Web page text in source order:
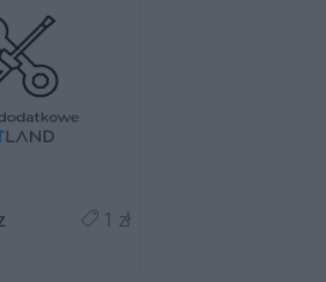
1 zł